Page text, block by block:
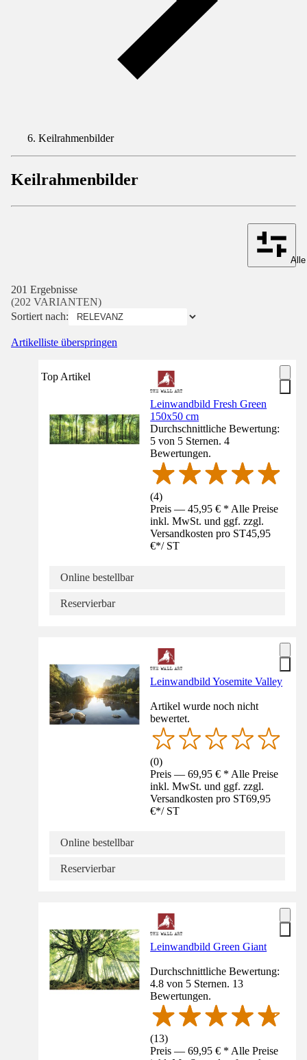
Keilrahmenbilder
Keilrahmenbilder
201 Ergebnisse
(202 VARIANTEN)
Sortiert nach:
Artikelliste überspringen
Top Artikel
Leinwandbild Fresh Green
150x50 cm
Durchschnittliche Bewertung:
5 von 5 Sternen. 4
Bewertungen.
(4)
Preis — 45,95 € * Alle Preise
inkl. MwSt. und ggf. zzgl.
Versandkosten pro ST45,95
€*/ ST
Online bestellbar
Reservierbar
Leinwandbild Yosemite Valley
Artikel wurde noch nicht
bewertet.
(0)
Preis — 69,95 € * Alle Preise
inkl. MwSt. und ggf. zzgl.
Versandkosten pro ST69,95
€*/ ST
Online bestellbar
Reservierbar
Leinwandbild Green Giant
Durchschnittliche Bewertung:
4.8 von 5 Sternen. 13
Bewertungen.
(13)
Preis — 69,95 € * Alle Preise